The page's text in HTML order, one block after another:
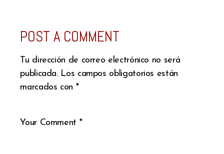
POST A COMMENT
Tu dirección de correo electrónico no será
publicada. Los campos obligatorios están
marcados con *